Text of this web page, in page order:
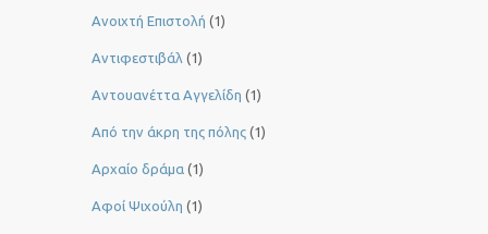
Ανοιχτή Επιστολή (1)
Αντιφεστιβάλ (1)
Αντουανέττα Αγγελίδη (1)
Από την άκρη της πόλης (1)
Αρχαίο δράμα (1)
Αφοί Ψιχούλη (1)